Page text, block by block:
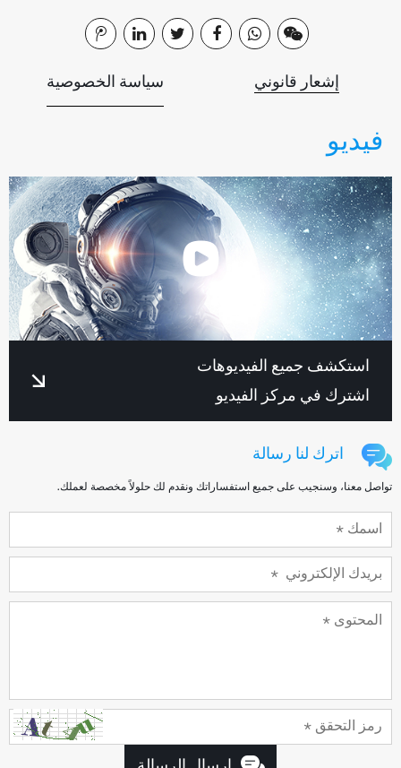
إشعار قانوني سياسة الخصوصية
فيديو
استكشف جميع الفيديوهات
اشترك في مركز الفيديو
اترك لنا رسالة
تواصل معنا، وسنجيب على جميع استفساراتك ونقدم لك حلولاً مخصصة لعملك.